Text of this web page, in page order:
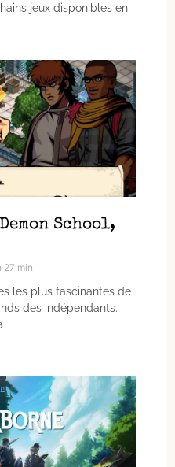
jeux disponibles en
School,
27 min
les plus fascinantes de
des indépendants.